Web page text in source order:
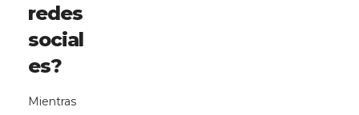
redes
social
es?
Mientras